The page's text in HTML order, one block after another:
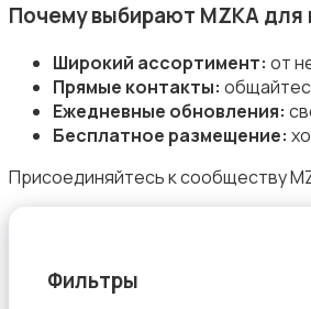
Музыка
Музыкальные инструменты
Почему выбирают MZKA для
Широкий ассортимент: от
Прямые контакты:
Ежедневные обновления:
Бесплатное размещение:
Присоединяйтесь к сообществу
Фильтры